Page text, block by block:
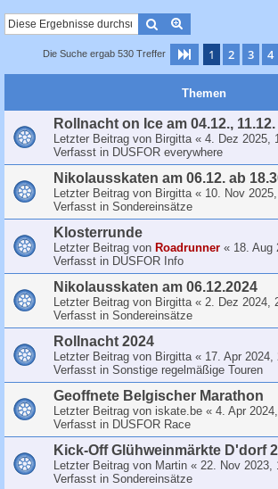
Suche
Die Suche ergab 530 Treffer Seite 1von 11
1 2 3 4
Themen
Rollnacht on Ice am 04.12.,
Letzter Beitrag von Birgitta« 4. Dez 2025,
Verfasst in DUSFOR everywhere
Nikolausskaten am 06.12. ab
Letzter Beitrag von Birgitta« 10. Nov
Verfasst in Sondereinsätze
Klosterrunde
Letzter Beitrag von Roadrunner « 18. Aug
Verfasst in DUSFOR Info
Nikolausskaten am 06.12.2024
Letzter Beitrag von Birgitta« 2. Dez 2024,
Verfasst in Sondereinsätze
Rollnacht 2024
Letzter Beitrag von Birgitta« 17. Apr 2024,
Verfasst in Sonstige regelmäßige Touren
Geoffnete Belgischer Marathon
Letzter Beitrag von iskate.be « 4. Apr
Verfasst in DUSFOR Race
Kick-Off Glühweinmärkte D'dorf
Letzter Beitrag von Martin « 22. Nov 2023,
Verfasst in Sondereinsätze